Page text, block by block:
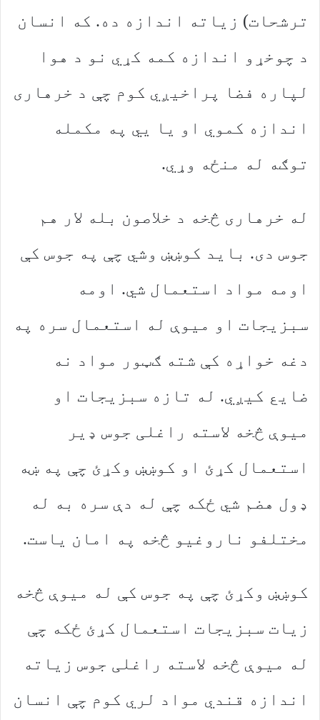
ترشحات) زیاته اندازه ده. که انسان
د چوخړو اندازه کمه کړي نو د هوا
لپاره فضا پراخیږي کوم چې د خرهاری
اندازه کموي او یا يي په مکمله
توګه له منځه وړي.
له خرهاری څخه د خلاصون بله لار هم
جوس دی. باید کوښښ وشي چې په جوس کې
اومه مواد استعمال شي. اومه
سبزیجات او میوې له استعمال سره په
دغه خواړه کې شته ګټور مواد نه
ضایع کیږي. له تازه سبزیجات او
میوې څخه لاسته راغلی جوس ډیر
استعمال کړئ او کوښښ وکړئ چې په ښه
ډول هضم شي ځکه چې له دې سره به له
مختلفو ناروغیو څخه په امان یاست.
کوښښ وکړئ چې په جوس کې له میوې څخه
زیات سبزیجات استعمال کړئ ځکه چې
له میوې څخه لاسته راغلی جوس زیاته
اندازه قندي مواد لري کوم چې انسان